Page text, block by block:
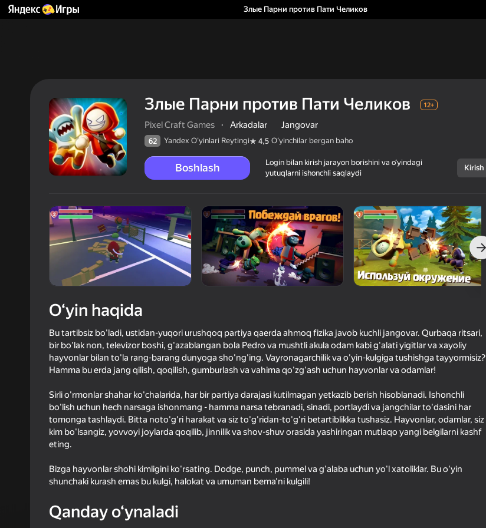
Злые Парни против Пати Челиков
Bekor qilish
против Пати
Челиков
Pixel Craft Games
Arkadalar
Jangovar
62 Yandex O'yinlari Reytingi
4,5 Oʻyinchilar bergan baho
Boshlash
Oʻyin haqida batafsil
Злые Парни против Пати Челиков 12+
Pixel Craft Games · Arkadalar Jangovar
62 Yandex O'yinlari Reytingi 4,5 Oʻyinchilar bergan baho
Boshlash
Login bilan kirish jarayon borishini va o‘yindagi
yutuqlarni ishonchli saqlaydi
Kirish
O‘yin haqida
Bu tartibsiz bo'ladi, ustidan-yuqori urushqoq partiya qaerda ahmoq fizika javob kuchli jangovar. Qurbaqa ritsari,
bir bo'lak non, televizor boshi, g'azablangan bola Pedro va mushtli akula odam kabi g'alati yigitlar va xayoliy
hayvonlar bilan to'la rang-barang dunyoga sho'ng'ing. Vayronagarchilik va o'yin-kulgiga tushishga tayyormisiz?
Hamma bu erda jang qilish, qoqilish, gumburlash va vahima qo'zg'ash uchun hayvonlar va odamlar!
Sirli o'rmonlar shahar ko'chalarida, har bir partiya darajasi kutilmagan yetkazib berish hisoblanadi. Ishonchli
bo'lish uchun hech narsaga ishonmang - hamma narsa tebranadi, sinadi, portlaydi va jangchilar to'dasini har
tomonga tashlaydi. Bitta noto'g'ri harakat va siz to'g'ridan-to'g'ri betartiblikka tushasiz. Hayvonlar, odamlar, siz
kim bo'lsangiz, yovvoyi joylarda qoqilib, jinnilik va shov-shuv orasida yashiringan mutlaqo yangi belgilarni kashf
eting.
Bizga hayvonlar shohi kimligini ko'rsating. Dodge, punch, pummel va g'alaba uchun yo'l xatoliklar. Bu o'yin
shunchaki kurash emas bu kulgi, halokat va umuman bema'ni kulgili!
Qanday o‘ynaladi